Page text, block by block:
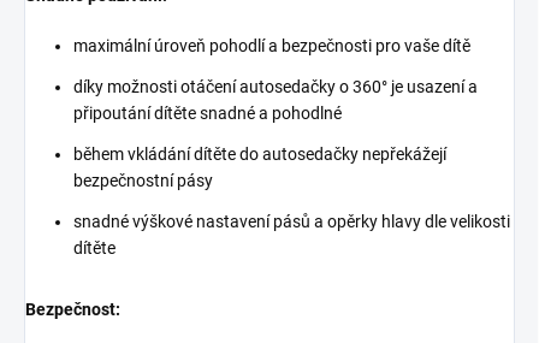
maximální úroveň pohodlí a bezpečnosti pro vaše dítě
díky možnosti otáčení autosedačky o 360° je usazení a
připoutání dítěte snadné a pohodlné
během vkládání dítěte do autosedačky nepřekážejí
bezpečnostní pásy
snadné výškové nastavení pásů a opěrky hlavy dle velikosti
dítěte
Bezpečnost: